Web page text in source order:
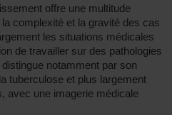
offre une multitude
complexité et la gravité des cas
les situations médicales
de travailler sur des pathologies
notamment par son
tuberculose et plus largement
avec une imagerie médicale